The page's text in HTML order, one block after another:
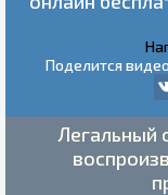
Поделится
Легальный